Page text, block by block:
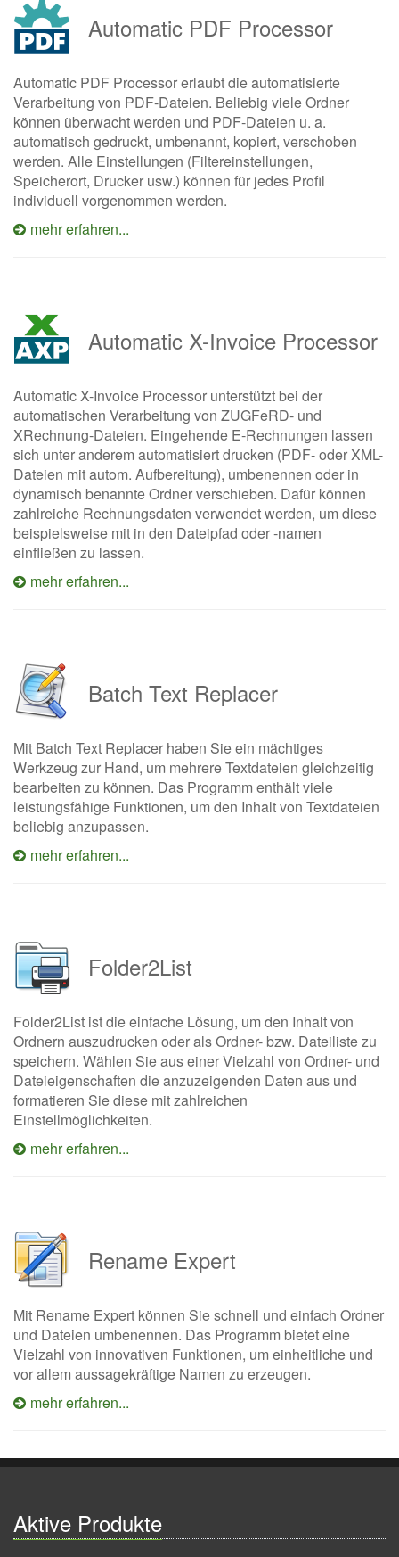
Automatic PDF Processor
Automatic PDF Processor erlaubt die automatisierte
Verarbeitung von PDF-Dateien. Beliebig viele Ordner
können überwacht werden und PDF-Dateien u. a.
automatisch gedruckt, umbenannt, kopiert, verschoben
werden. Alle Einstellungen (Filtereinstellungen,
Speicherort, Drucker usw.) können für jedes Profil
individuell vorgenommen werden.
mehr erfahren...
Automatic X-Invoice Processor
Automatic X-Invoice Processor unterstützt bei der
automatischen Verarbeitung von ZUGFeRD- und
XRechnung-Dateien. Eingehende E-Rechnungen lassen
sich unter anderem automatisiert drucken (PDF- oder XML-
Dateien mit autom. Aufbereitung), umbenennen oder in
dynamisch benannte Ordner verschieben. Dafür können
zahlreiche Rechnungsdaten verwendet werden, um diese
beispielsweise mit in den Dateipfad oder -namen
einfließen zu lassen.
mehr erfahren...
Batch Text Replacer
Mit Batch Text Replacer haben Sie ein mächtiges
Werkzeug zur Hand, um mehrere Textdateien gleichzeitig
bearbeiten zu können. Das Programm enthält viele
leistungsfähige Funktionen, um den Inhalt von Textdateien
beliebig anzupassen.
mehr erfahren...
Folder2List
Folder2List ist die einfache Lösung, um den Inhalt von
Ordnern auszudrucken oder als Ordner- bzw. Dateiliste zu
speichern. Wählen Sie aus einer Vielzahl von Ordner- und
Dateieigenschaften die anzuzeigenden Daten aus und
formatieren Sie diese mit zahlreichen
Einstellmöglichkeiten.
mehr erfahren...
Rename Expert
Mit Rename Expert können Sie schnell und einfach Ordner
und Dateien umbenennen. Das Programm bietet eine
Vielzahl von innovativen Funktionen, um einheitliche und
vor allem aussagekräftige Namen zu erzeugen.
mehr erfahren...
Aktive Produkte